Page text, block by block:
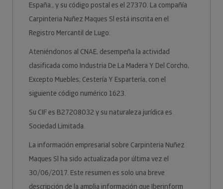
España., y su código postal es el 27370. La compañía
Carpinteria Nuñez Maques Sl está inscrita en el
Registro Mercantil de Lugo.
Ateniéndonos al CNAE, desempeña la actividad
clasificada como Industria De La Madera Y Del Corcho,
Excepto Muebles; Cestería Y Espartería, con el
siguiente código numérico 1623.
Su CIF es B27208032 y su naturaleza jurídica es
Sociedad Limitada.
La información empresarial sobre Carpinteria Nuñez
Maques Sl ha sido actualizada por última vez el
30/06/2017. Este resumen es solo una breve
descripción de la amplia información que Iberinform